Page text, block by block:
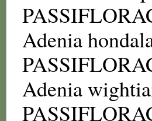
Adenia
Adenia